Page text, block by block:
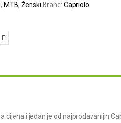
, MTB, Ženski Brand: Capriolo
cijena i jedan je od najprodavanijih